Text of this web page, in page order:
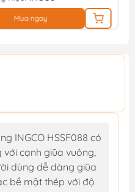
Mua ngay
INGCO HSSF088 có
với cạnh giũa vuông,
dùng dễ dàng giũa
bề mặt thép với độ